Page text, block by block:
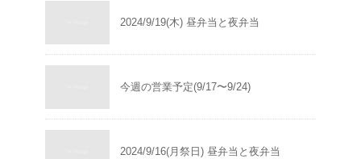
2024/9/19(木) 昼弁当と夜弁当
今週の営業予定(9/17〜9/24)
2024/9/16(月祭日) 昼弁当と夜弁当